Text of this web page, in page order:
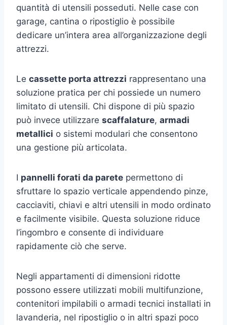
quantità di utensili posseduti. Nelle case con
garage, cantina o ripostiglio è possibile
dedicare un’intera area all’organizzazione degli
attrezzi.
Le cassette porta attrezzi rappresentano una
soluzione pratica per chi possiede un numero
limitato di utensili. Chi dispone di più spazio
può invece utilizzare scaffalature, armadi
metallici o sistemi modulari che consentono
una gestione più articolata.
I pannelli forati da parete permettono di
sfruttare lo spazio verticale appendendo pinze,
cacciaviti, chiavi e altri utensili in modo ordinato
e facilmente visibile. Questa soluzione riduce
l’ingombro e consente di individuare
rapidamente ciò che serve.
Negli appartamenti di dimensioni ridotte
possono essere utilizzati mobili multifunzione,
contenitori impilabili o armadi tecnici installati in
lavanderia, nel ripostiglio o in altri spazi poco